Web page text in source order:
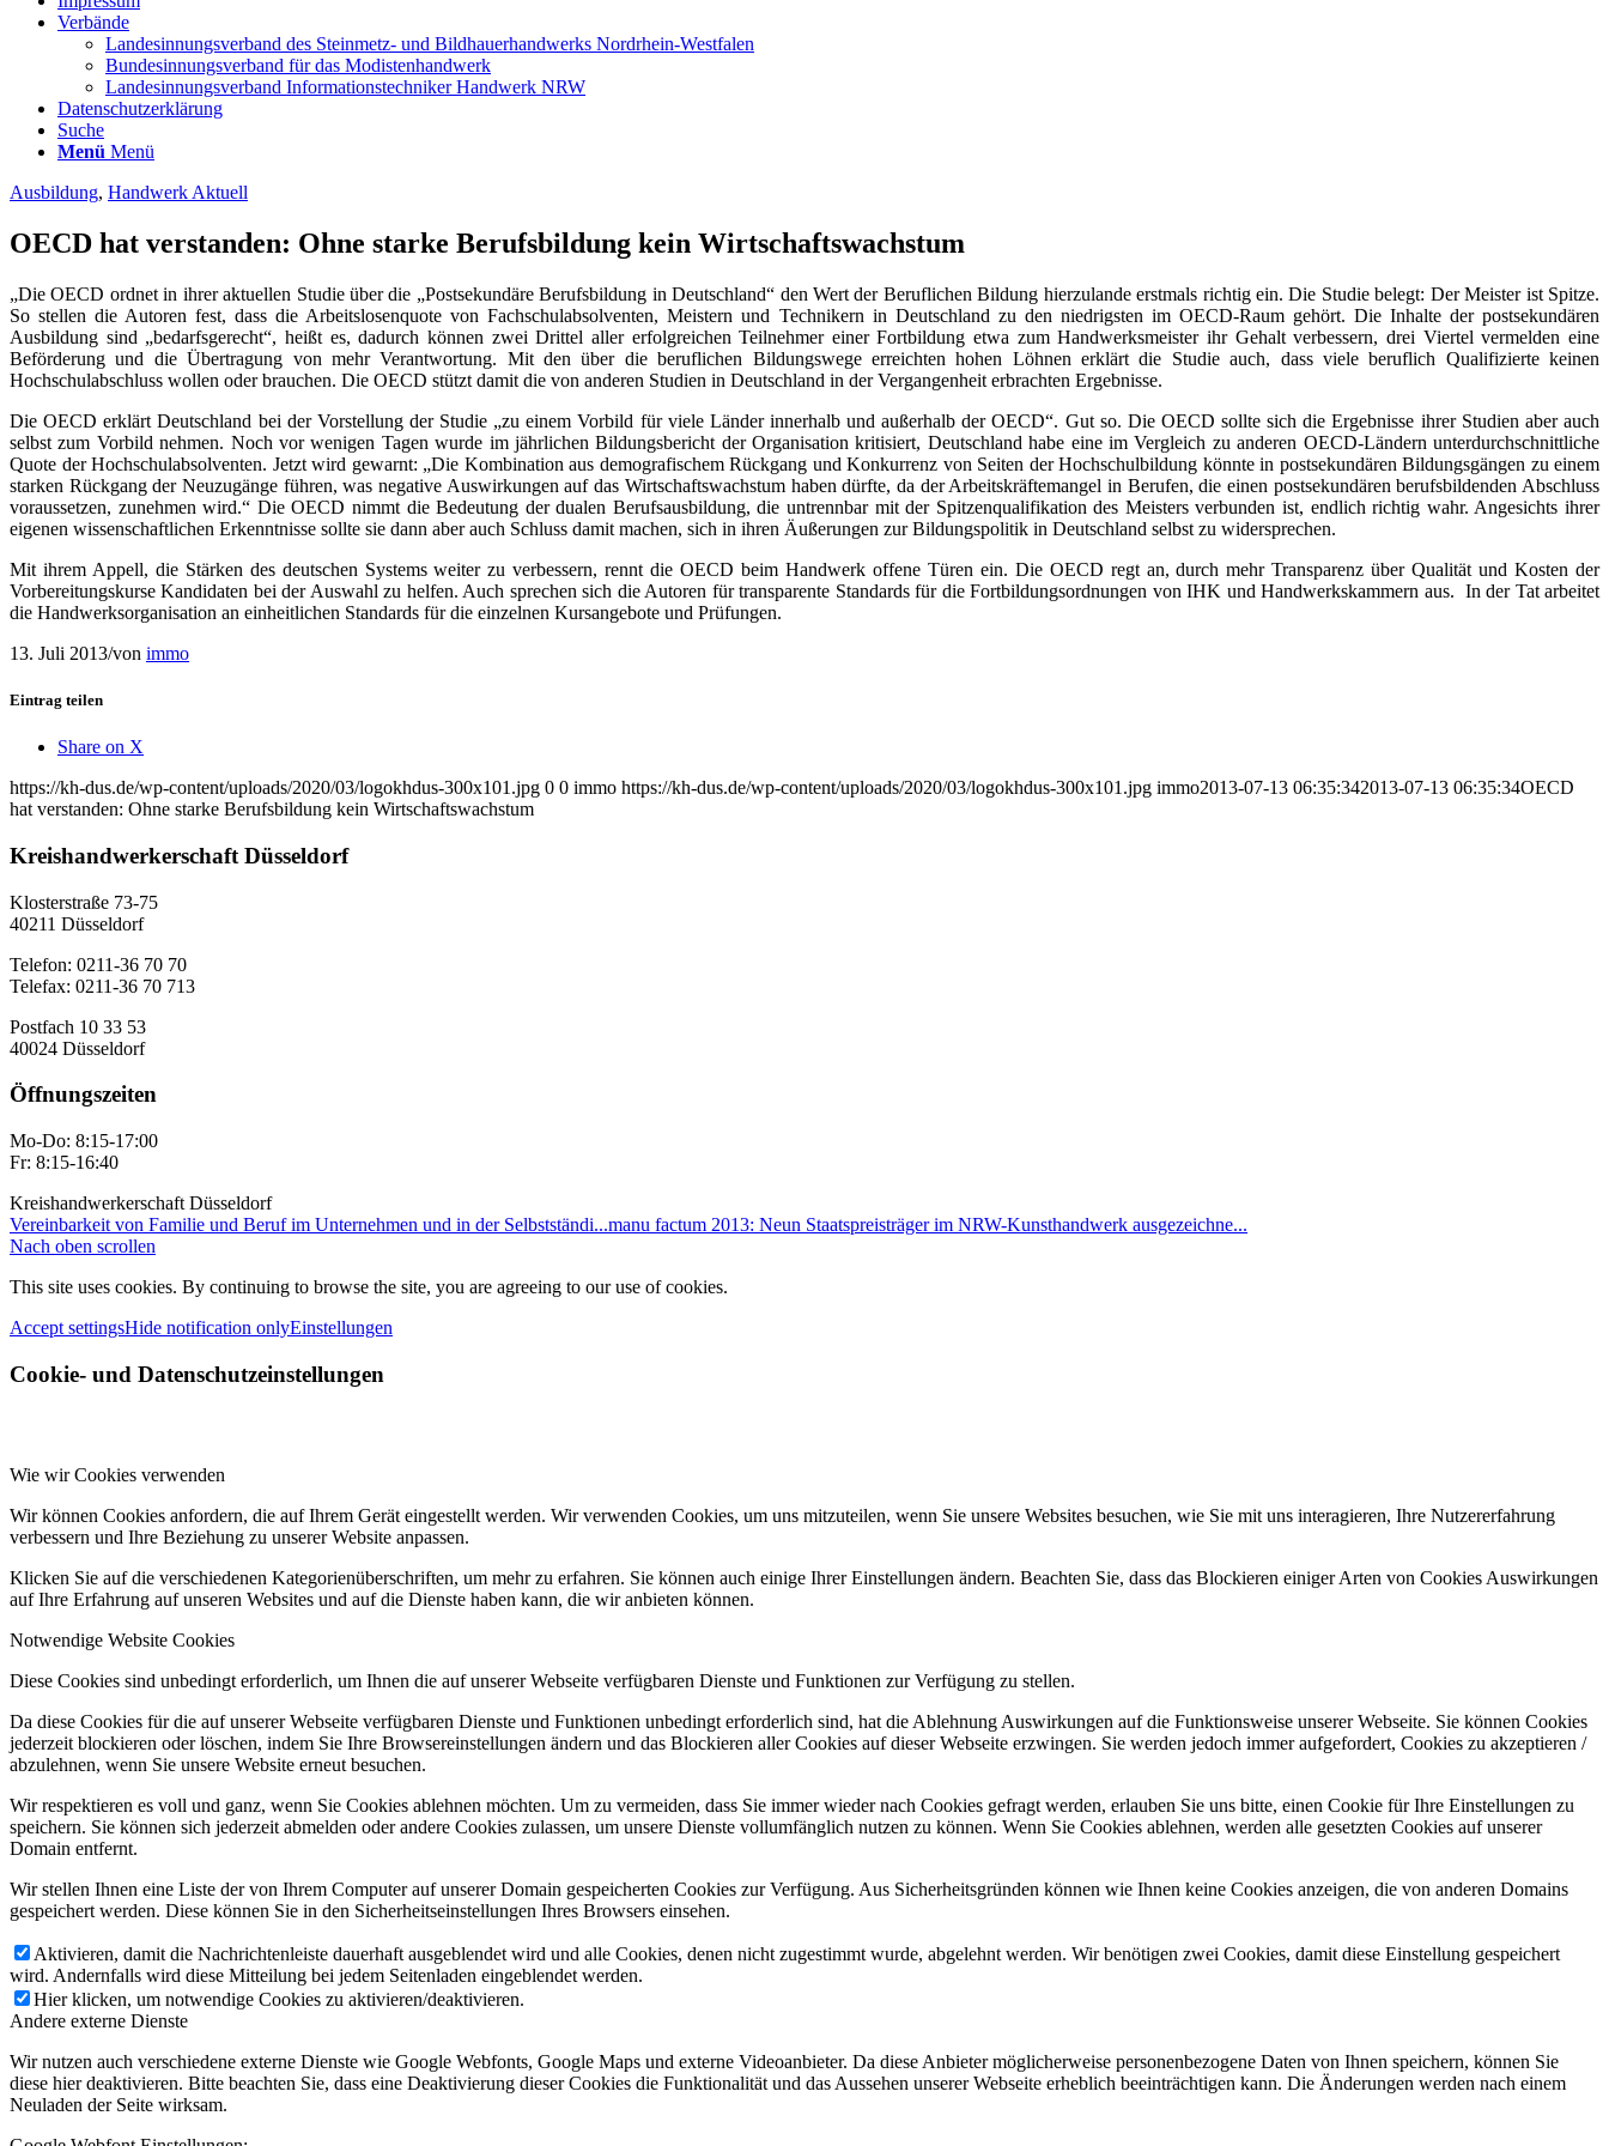
Verbände
Landesinnungsverband des Steinmetz- und Bildhauerhandwerks Nordrhein-Westfalen
Bundesinnungsverband für das Modistenhandwerk
Landesinnungsverband Informationstechniker Handwerk NRW
Datenschutzerklärung
Suche
Menü Menü
Ausbildung, Handwerk Aktuell
OECD hat verstanden: Ohne starke Berufsbildung kein Wirtschaftswachstum
„Die OECD ordnet in ihrer aktuellen Studie über die „Postsekundäre Berufsbildung in Deutschland“ den Wert der Beruflichen Bildung hierzulande erstmals richtig ein. Die Studie belegt: Der Meister ist Spitze.
So stellen die Autoren fest, dass die Arbeitslosenquote von Fachschulabsolventen, Meistern und Technikern in Deutschland zu den niedrigsten im OECD-Raum gehört. Die Inhalte der postsekundären
Ausbildung sind „bedarfsgerecht“, heißt es, dadurch können zwei Drittel aller erfolgreichen Teilnehmer einer Fortbildung etwa zum Handwerksmeister ihr Gehalt verbessern, drei Viertel vermelden eine
Beförderung und die Übertragung von mehr Verantwortung. Mit den über die beruflichen Bildungswege erreichten hohen Löhnen erklärt die Studie auch, dass viele beruflich Qualifizierte keinen
Hochschulabschluss wollen oder brauchen. Die OECD stützt damit die von anderen Studien in Deutschland in der Vergangenheit erbrachten Ergebnisse.
Die OECD erklärt Deutschland bei der Vorstellung der Studie „zu einem Vorbild für viele Länder innerhalb und außerhalb der OECD“. Gut so. Die OECD sollte sich die Ergebnisse ihrer Studien aber auch
selbst zum Vorbild nehmen. Noch vor wenigen Tagen wurde im jährlichen Bildungsbericht der Organisation kritisiert, Deutschland habe eine im Vergleich zu anderen OECD-Ländern unterdurchschnittliche
Quote der Hochschulabsolventen. Jetzt wird gewarnt: „Die Kombination aus demografischem Rückgang und Konkurrenz von Seiten der Hochschulbildung könnte in postsekundären Bildungsgängen zu einem
starken Rückgang der Neuzugänge führen, was negative Auswirkungen auf das Wirtschaftswachstum haben dürfte, da der Arbeitskräftemangel in Berufen, die einen postsekundären berufsbildenden Abschluss
voraussetzen, zunehmen wird.“ Die OECD nimmt die Bedeutung der dualen Berufsausbildung, die untrennbar mit der Spitzenqualifikation des Meisters verbunden ist, endlich richtig wahr. Angesichts ihrer
eigenen wissenschaftlichen Erkenntnisse sollte sie dann aber auch Schluss damit machen, sich in ihren Äußerungen zur Bildungspolitik in Deutschland selbst zu widersprechen.
Mit ihrem Appell, die Stärken des deutschen Systems weiter zu verbessern, rennt die OECD beim Handwerk offene Türen ein. Die OECD regt an, durch mehr Transparenz über Qualität und Kosten der
Vorbereitungskurse Kandidaten bei der Auswahl zu helfen. Auch sprechen sich die Autoren für transparente Standards für die Fortbildungsordnungen von IHK und Handwerkskammern aus. In der Tat arbeitet
die Handwerksorganisation an einheitlichen Standards für die einzelnen Kursangebote und Prüfungen.
13. Juli 2013/von immo
Eintrag teilen
Share on X
https://kh-dus.de/wp-content/uploads/2020/03/logokhdus-300x101.jpg 0 0 immo https://kh-dus.de/wp-content/uploads/2020/03/logokhdus-300x101.jpg immo2013-07-13 06:35:342013-07-13 06:35:34OECD
hat verstanden: Ohne starke Berufsbildung kein Wirtschaftswachstum
Kreishandwerkerschaft Düsseldorf
Klosterstraße 73-75
40211 Düsseldorf
Telefon: 0211-36 70 70
Telefax: 0211-36 70 713
Postfach 10 33 53
40024 Düsseldorf
Öffnungszeiten
Mo-Do: 8:15-17:00
Fr: 8:15-16:40
Kreishandwerkerschaft Düsseldorf
Vereinbarkeit von Familie und Beruf im Unternehmen und in der Selbstständi...manu factum 2013: Neun Staatspreisträger im NRW-Kunsthandwerk ausgezeichne...
Nach oben scrollen
This site uses cookies. By continuing to browse the site, you are agreeing to our use of cookies.
Accept settingsHide notification onlyEinstellungen
Cookie- und Datenschutzeinstellungen
Wie wir Cookies verwenden
Wir können Cookies anfordern, die auf Ihrem Gerät eingestellt werden. Wir verwenden Cookies, um uns mitzuteilen, wenn Sie unsere Websites besuchen, wie Sie mit uns interagieren, Ihre Nutzererfahrung
verbessern und Ihre Beziehung zu unserer Website anpassen.
Klicken Sie auf die verschiedenen Kategorienüberschriften, um mehr zu erfahren. Sie können auch einige Ihrer Einstellungen ändern. Beachten Sie, dass das Blockieren einiger Arten von Cookies Auswirkungen
auf Ihre Erfahrung auf unseren Websites und auf die Dienste haben kann, die wir anbieten können.
Notwendige Website Cookies
Diese Cookies sind unbedingt erforderlich, um Ihnen die auf unserer Webseite verfügbaren Dienste und Funktionen zur Verfügung zu stellen.
Da diese Cookies für die auf unserer Webseite verfügbaren Dienste und Funktionen unbedingt erforderlich sind, hat die Ablehnung Auswirkungen auf die Funktionsweise unserer Webseite. Sie können Cookies
jederzeit blockieren oder löschen, indem Sie Ihre Browsereinstellungen ändern und das Blockieren aller Cookies auf dieser Webseite erzwingen. Sie werden jedoch immer aufgefordert, Cookies zu akzeptieren /
abzulehnen, wenn Sie unsere Website erneut besuchen.
Wir respektieren es voll und ganz, wenn Sie Cookies ablehnen möchten. Um zu vermeiden, dass Sie immer wieder nach Cookies gefragt werden, erlauben Sie uns bitte, einen Cookie für Ihre Einstellungen zu
speichern. Sie können sich jederzeit abmelden oder andere Cookies zulassen, um unsere Dienste vollumfänglich nutzen zu können. Wenn Sie Cookies ablehnen, werden alle gesetzten Cookies auf unserer
Domain entfernt.
Wir stellen Ihnen eine Liste der von Ihrem Computer auf unserer Domain gespeicherten Cookies zur Verfügung. Aus Sicherheitsgründen können wie Ihnen keine Cookies anzeigen, die von anderen Domains
gespeichert werden. Diese können Sie in den Sicherheitseinstellungen Ihres Browsers einsehen.
Aktivieren, damit die Nachrichtenleiste dauerhaft ausgeblendet wird und alle Cookies, denen nicht zugestimmt wurde, abgelehnt werden. Wir benötigen zwei Cookies, damit diese Einstellung gespeichert
wird. Andernfalls wird diese Mitteilung bei jedem Seitenladen eingeblendet werden.
Hier klicken, um notwendige Cookies zu aktivieren/deaktivieren.
Andere externe Dienste
Wir nutzen auch verschiedene externe Dienste wie Google Webfonts, Google Maps und externe Videoanbieter. Da diese Anbieter möglicherweise personenbezogene Daten von Ihnen speichern, können Sie
diese hier deaktivieren. Bitte beachten Sie, dass eine Deaktivierung dieser Cookies die Funktionalität und das Aussehen unserer Webseite erheblich beeinträchtigen kann. Die Änderungen werden nach einem
Neuladen der Seite wirksam.